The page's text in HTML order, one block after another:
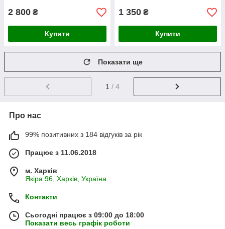
2 800 ₴
Купити
1 350 ₴
Купити
Показати ще
1 / 4
Про нас
99% позитивних з 184 відгуків за рік
Працює з 11.06.2018
м. Харків
Якіра 96, Харків, Україна
Контакти
Сьогодні працює з 09:00 до 18:00
Показати весь графік роботи